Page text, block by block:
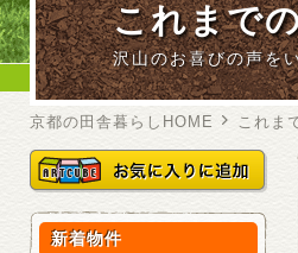
これまで
沢山のお喜びの声を
京都の田舎暮らしHOME これま
新着物件